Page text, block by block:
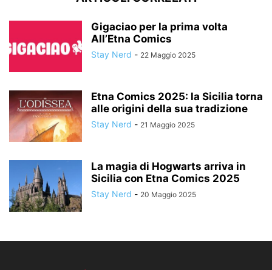
Gigaciao per la prima volta
All’Etna Comics
Stay Nerd - 22 Maggio 2025
Etna Comics 2025: la Sicilia torna
alle origini della sua tradizione
Stay Nerd - 21 Maggio 2025
La magia di Hogwarts arriva in
Sicilia con Etna Comics 2025
Stay Nerd - 20 Maggio 2025